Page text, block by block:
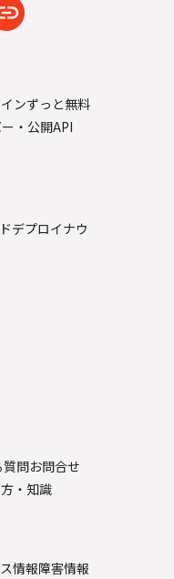
インずっと無料
・公開API
デプロイナウ
質問お問合せ
・知識
情報障害情報